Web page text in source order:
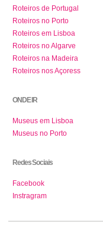
Roteiros de Portugal
Roteiros no Porto
Roteiros em Lisboa
Roteiros no Algarve
Roteiros na Madeira
Roteiros nos Açoress
ONDE IR
Museus em Lisboa
Museus no Porto
Redes Sociais
Facebook
Instragram